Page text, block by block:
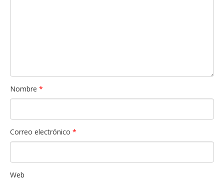
Nombre *
Correo electrónico *
Web